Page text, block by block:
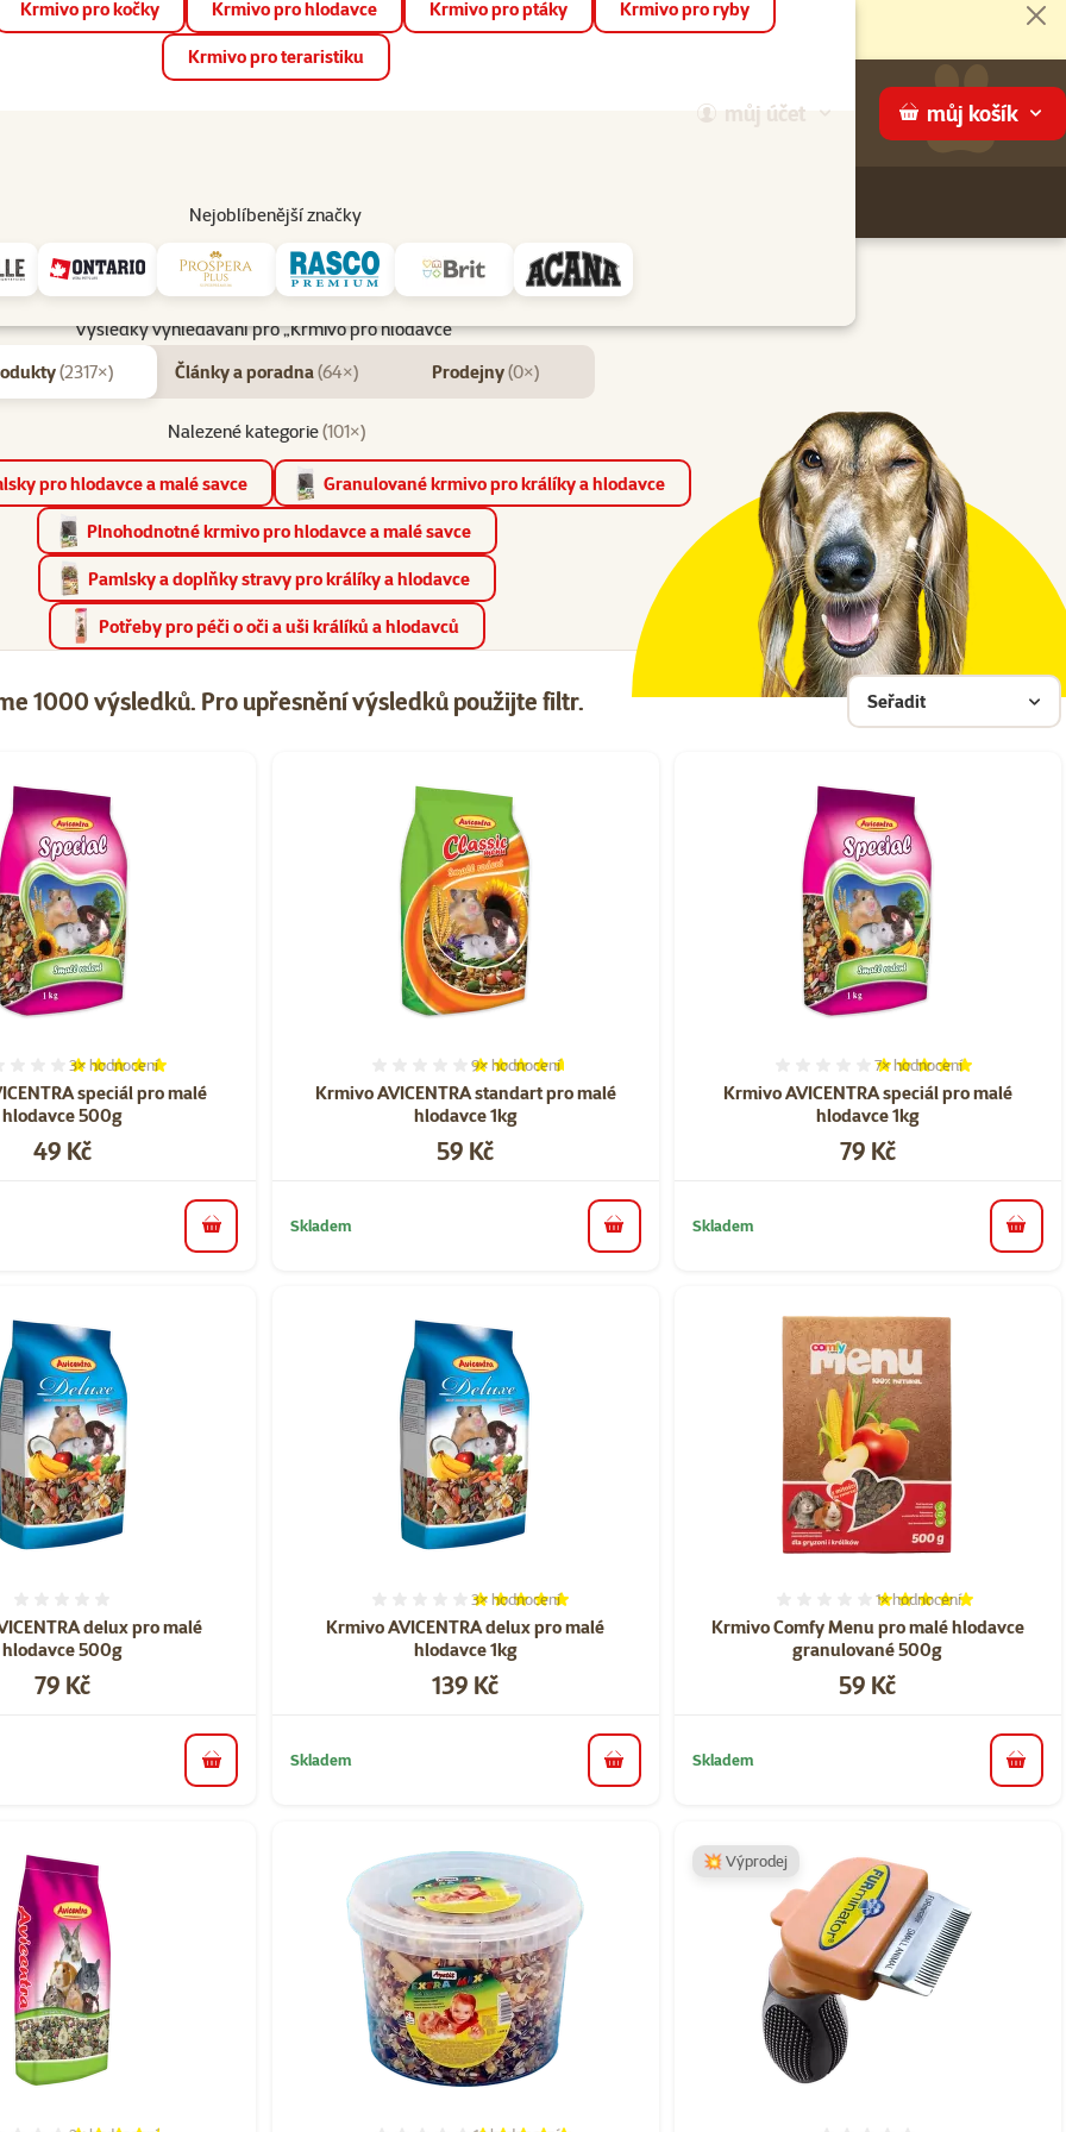
📱 Stáhněte si novou aplikaci Super zoo.Více informací
můj účet můj košík
Krmivo pro kočky Krmivo pro hlodavce Krmivo pro ptáky Krmivo pro ryby
Krmivo pro teraristiku
Nejoblíbenější značky
Prodejny Služby
Výsledky vyhledávání pro „Krmivo pro hlodavce“
(2317×) Články a poradna(64×) Prodejny(0×)
Nalezené kategorie(101×)
pro hlodavce a malé savce Granulované krmivo pro králíky a hlodavce
Plnohodnotné krmivo pro hlodavce a malé savce
Pamlsky a doplňky stravy pro králíky a hlodavce
Potřeby pro péči o oči a uši králíků a hlodavců
1000 výsledků. Pro upřesnění výsledků použijte filtr. Seřadit
speciál pro malé
hlodavce 500g
Hodnocení 100%, počet hodnocení: 3
3× hodnocení
Cena
49 Kč
do košíku
Krmivo AVICENTRA standart pro malé
hlodavce 1kg
Hodnocení 91%, počet hodnocení: 9
9× hodnocení
Cena
59 Kč
Skladem do košíku
Krmivo AVICENTRA speciál pro malé
hlodavce 1kg
Hodnocení 100%, počet
7×hodnocení
Cena
79 Kč
Skladem do
delux pro malé
hlodavce 500g
Cena
79 Kč
do košíku
Krmivo AVICENTRA delux pro malé
hlodavce 1kg
Hodnocení 100%, počet hodnocení: 3
3× hodnocení
Cena
139 Kč
Skladem do košíku
Krmivo Comfy Menu pro malé hlodavce
granulované 500g
Hodnocení 100%, počet
1×hodnocení
Cena
59 Kč
Skladem do
💥 Výprodej